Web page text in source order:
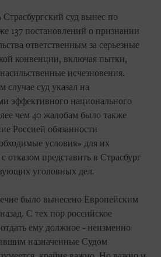
суд вынес по
137 постановлений о признании
ответственным за серьезные
конвенции, включая пытки,
исчезновения.
суд указал на
эффективного национального
чем 40 жалобам было также
Россией обязанности
условия» для их
отказом представить в Страсбург
уголовных дел.
было вынесено Европейским
С тех пор российское
ему должное - неизменно
назначенные Судом